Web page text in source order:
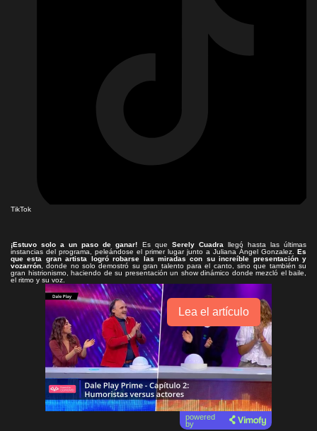
TikTok
¡Estuvo solo a un paso de ganar! Es que Serely Cuadra llegó hasta las últimas
instancias del programa, peleándose el primer lugar junto a Juliana Ángel Gonzalez. Es
que esta gran artista logró robarse las miradas con su increíble presentación y
vozarrón , donde no solo demostró su gran talento para el canto, sino que también su
gran histrionismo, haciendo de su presentación un show dinámico donde mezcló el baile,
el ritmo y su voz.
Lea el artículo
powered
by